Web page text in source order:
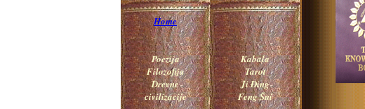
Home
Poezija
Filozofija
Drevne
civilizacije
Kabala
Tarot
Ji Đing
Feng Šui